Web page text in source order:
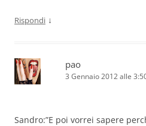
Rispondi ↓
pao
3 Gennaio 2012 alle
Sandro:”E poi vorrei sapere